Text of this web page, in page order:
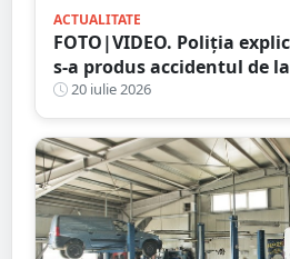
ACTUALITATE
FOTO|VIDEO. Poliția
s-a produs accidentul de
Biciclist lovit de o mașină
20 iulie 2026